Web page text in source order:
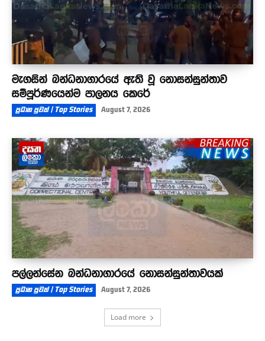
මැගසින් බන්ධනාගාරයේ ඇති වූ නොසන්සුන්තාව
සම්පූර්ණයෙන්ම පාලනය කෙරේ
ප්‍රධාන පුවත් | Top Stories August 7, 2026
පල්ලන්සේන බන්ධනාගාරයේ නොසන්සුන්තාවයක්
ප්‍රධාන පුවත් | Top Stories August 7, 2026
Load more